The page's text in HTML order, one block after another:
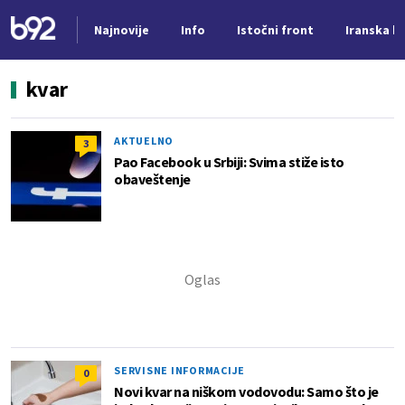
Najnovije Info Istočni front Iranska
kvar
3 AKTUELNO
Pao Facebook u Srbiji: Svima stiže isto
obaveštenje
0 SERVISNE INFORMACIJE
Novi kvar na niškom vodovodu: Samo što je